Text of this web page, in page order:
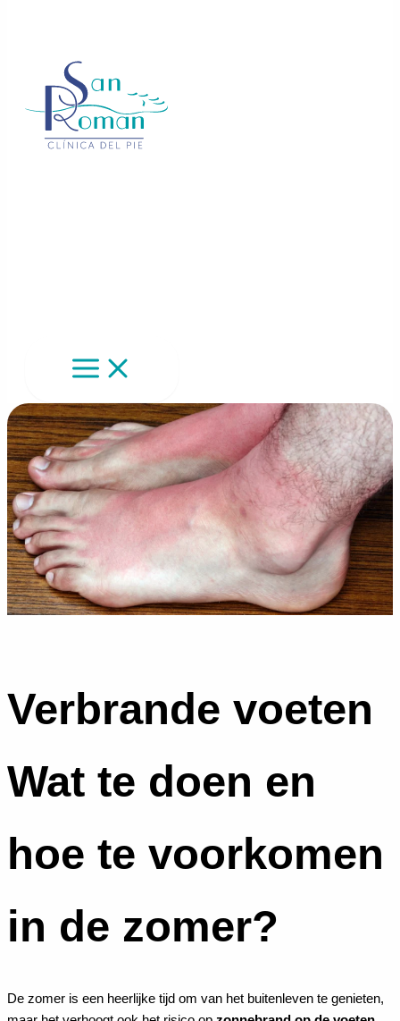
Verbrande voeten
Wat te doen en
hoe te voorkomen
in de zomer?
De zomer is een heerlijke tijd om van het buitenleven te genieten,